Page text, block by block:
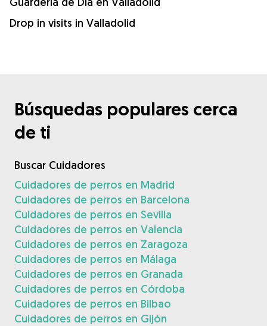
Drop in visits in Valladolid
Búsquedas populares cerca
de ti
Buscar Cuidadores
Cuidadores de perros en Madrid
Cuidadores de perros en Barcelona
Cuidadores de perros en Sevilla
Cuidadores de perros en Valencia
Cuidadores de perros en Zaragoza
Cuidadores de perros en Málaga
Cuidadores de perros en Granada
Cuidadores de perros en Córdoba
Cuidadores de perros en Bilbao
Cuidadores de perros en Gijón